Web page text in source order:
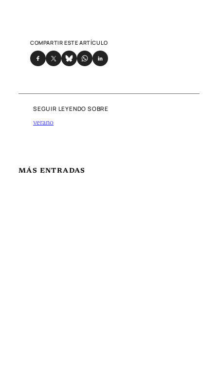
COMPARTIR ESTE ARTÍCULO
SEGUIR LEYENDO SOBRE
verano
MÁS ENTRADAS